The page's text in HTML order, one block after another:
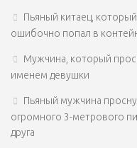
Пьяный китаец,
ошибочно попал в
Мужчина, который
именем девушки
Пьяный мужчина
огромного 3-метрового
друга